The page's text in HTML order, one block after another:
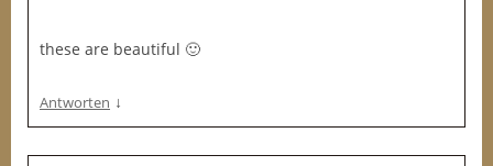
these are beautiful 🙂
Antworten ↓